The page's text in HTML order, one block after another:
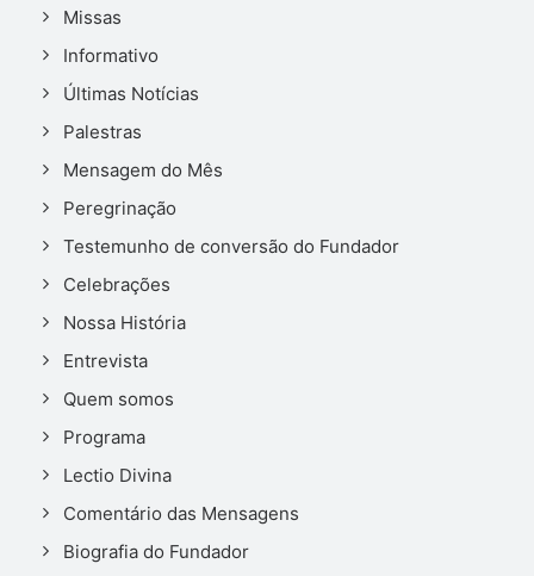
Missas
Informativo
Últimas Notícias
Palestras
Mensagem do Mês
Peregrinação
Testemunho de conversão do Fundador
Celebrações
Nossa História
Entrevista
Quem somos
Programa
Lectio Divina
Comentário das Mensagens
Biografia do Fundador